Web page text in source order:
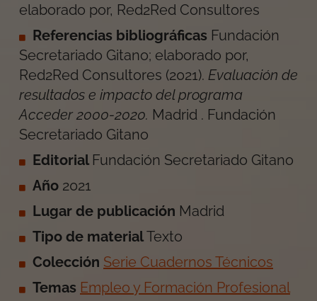
elaborado por, Red2Red Consultores
Referencias bibliográficas Fundación
Secretariado Gitano; elaborado por,
Red2Red Consultores (2021). Evaluación de
resultados e impacto del programa
Acceder 2000-2020. Madrid . Fundación
Secretariado Gitano
Editorial Fundación Secretariado Gitano
Año 2021
Lugar de publicación Madrid
Tipo de material Texto
Colección Serie Cuadernos Técnicos
Temas Empleo y Formación Profesional